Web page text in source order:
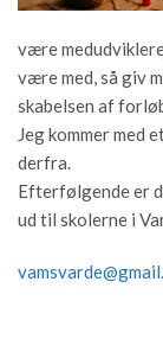
være
være med, så giv
skabelsen af
Jeg kommer med
derfra.
Efterfølgende er
ud til skolerne i